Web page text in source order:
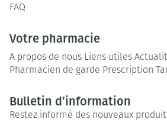
FAQ
Votre pharmacie
A propos de nous Liens utiles
Pharmacien de garde Prescription
Bulletin d’information
Restez informé des nouveaux